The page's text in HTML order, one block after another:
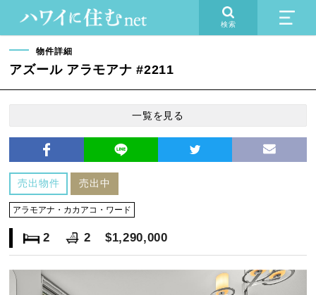
検索
物件詳細
アズール アラモアナ #2211
一覧を見る
売出物件 売出中
アラモアナ・カカアコ・ワード
2 2 $1,290,000